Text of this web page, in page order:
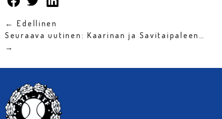
← Edellinen
Seuraava uutinen: Kaarinan ja Savitaipaleen…
→